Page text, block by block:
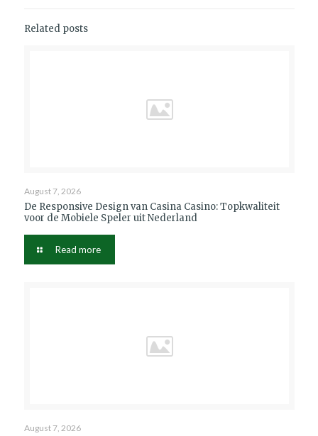
Related posts
August 7, 2026
De Responsive Design van Casina Casino: Topkwaliteit
voor de Mobiele Speler uit Nederland
Read more
August 7, 2026